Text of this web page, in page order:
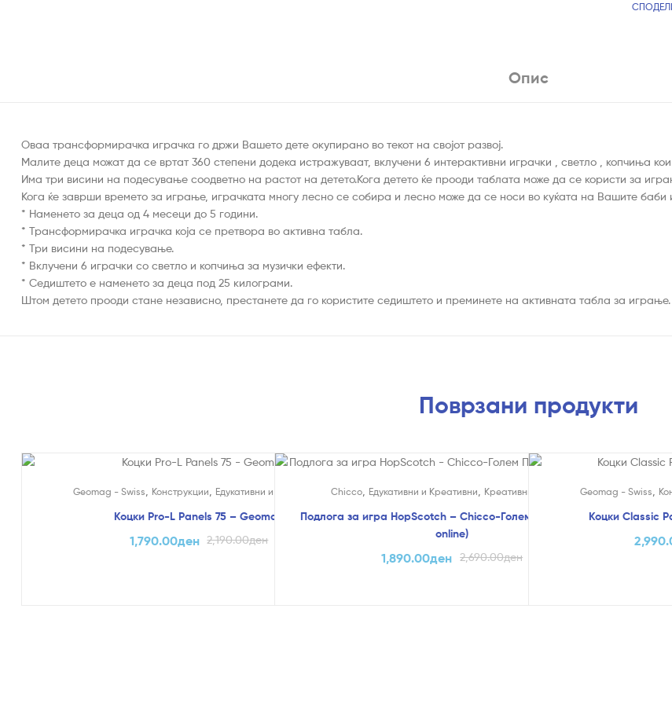
Опис
Овaa трансформирачка играчка го држи Вашето дете окупирано во текот на својот развој.
Малите деца можат да се вртат 360 степени додека истражуваат, вклучени 6 интерактивни играчки , светло , копчиња кои
Има три висини на подесување соодветно на растот на детето.Кога детето ќе прооди таблата може да се користи за
Кога ќе заврши времето за играње, играчката многу лесно се собира и лесно може да се носи во куќата на Вашите
* Наменето за деца од 4 месеци до 5 години.
* Трансформирачка играчка која се претвора во активна табла.
* Три висини на подесување.
* Вклучени 6 играчки со светло и копчиња за музички ефекти.
* Седиштето е наменето за деца под 25 килограми.
Штом детето прооди стане независно, престанете да го користите седиштето и преминете на активната табла за играње.
Поврзани продукти
Geomag - Swiss Конструкции Едукативни и Креативни
Коцки Pro-L Panels 75 – Geomag
2,190.00ден
1,790.00ден
Chicco Едукативни и Креативни Креативни Играчки
Подлога за игра HopScotch – Chicco-Голем Попуст (само
online)
2,690.00ден
1,890.00ден
Geomag - Swiss
Коцки Classic